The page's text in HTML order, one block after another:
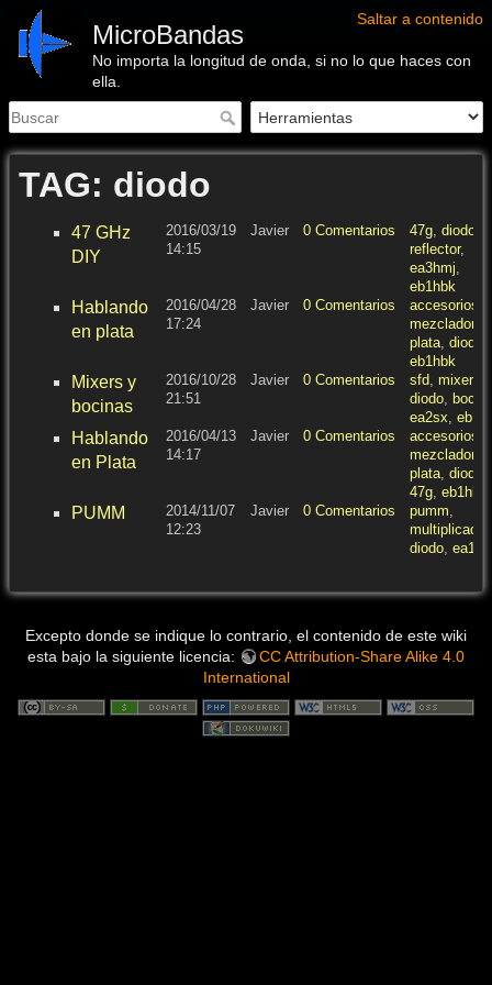
Saltar a contenido
MicroBandas
No importa la longitud de onda, si no lo que haces con
ella.
TAG: diodo
47 GHz
DIY
2016/03/19
14:15
Javier 0 Comentarios 47g, diodo
reflector,
ea3hmj,
eb1hbk
Hablando
en plata
2016/04/28
17:24
Javier 0 Comentarios accesorios
mezclador
plata, diodo
eb1hbk
Mixers y
bocinas
2016/10/28
21:51
Javier 0 Comentarios sfd, mixer,
diodo,
ea2sx,
Hablando
en Plata
2016/04/13
14:17
Javier 0 Comentarios accesorios
mezclador
plata, diodo
47g, eb1hbk
PUMM
2014/11/07
12:23
Javier 0 Comentarios pumm,
diodo,
Excepto donde se indique lo contrario, el contenido de este wiki
esta bajo la siguiente licencia:
CC Attribution-Share Alike 4.0
International